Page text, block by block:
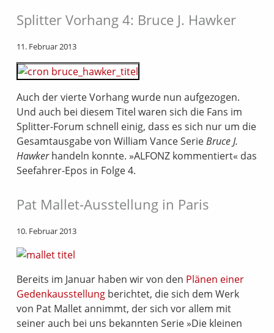
Splitter Vorhang 4: Bruce J. Hawker
11. Februar 2013
Auch der vierte Vorhang wurde nun aufgezogen.
Und auch bei diesem Titel waren sich die Fans im
Splitter-Forum schnell einig, dass es sich nur um die
Gesamtausgabe von William Vance SerieBruce J.
Hawkerhandeln konnte. »ALFONZ kommentiert« das
Seefahrer-Epos in Folge 4.
Pat Mallet-Ausstellung in Paris
10. Februar 2013
Bereits im Januar haben wir von den Plänen einer
Gedenkausstellung berichtet, die sich dem Werk
von Pat Mallet annimmt, der sich vor allem mit
seiner auch bei uns bekannten Serie »Die kleinen